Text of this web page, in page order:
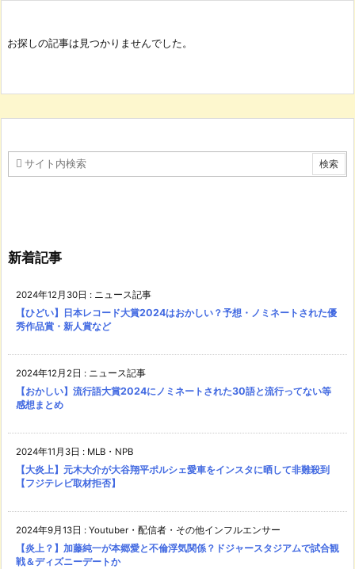
お探しの記事は見つかりませんでした。
新着記事
2024年12月30日 : ニュース記事
【ひどい】日本レコード大賞2024はおかしい？予想・ノミネートされた優
秀作品賞・新人賞など
2024年12月2日 : ニュース記事
【おかしい】流行語大賞2024にノミネートされた30語と流行ってない等
感想まとめ
2024年11月3日 : MLB・NPB
【大炎上】元木大介が大谷翔平ポルシェ愛車をインスタに晒して非難殺到
【フジテレビ取材拒否】
2024年9月13日 : Youtuber・配信者・その他インフルエンサー
【炎上？】加藤純一が本郷愛と不倫浮気関係？ドジャースタジアムで試合観
戦＆ディズニーデートか